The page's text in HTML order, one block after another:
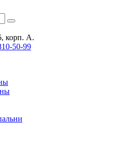
корп. А.
50-99